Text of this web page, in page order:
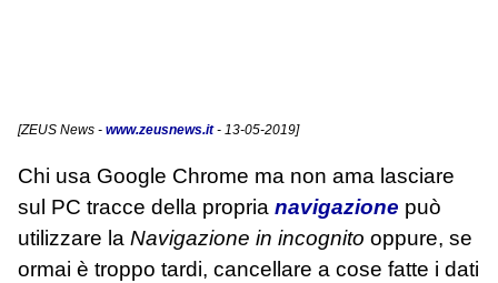
[ZEUS News - www.zeusnews.it- 13-05-2019]
Chi usa Google Chrome ma non ama lasciare
sul PC tracce della propria navigazione può
utilizzare la Navigazione in incognito oppure, se
ormai è troppo tardi, cancellare a cose fatte i dati